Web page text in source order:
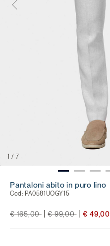
1 /7
Pantaloni abito in puro lino
Cod: PA0581UOGY15
Price reduced from
€ 165,00 toPrice reduced from
€ 99,00 to € 49,00